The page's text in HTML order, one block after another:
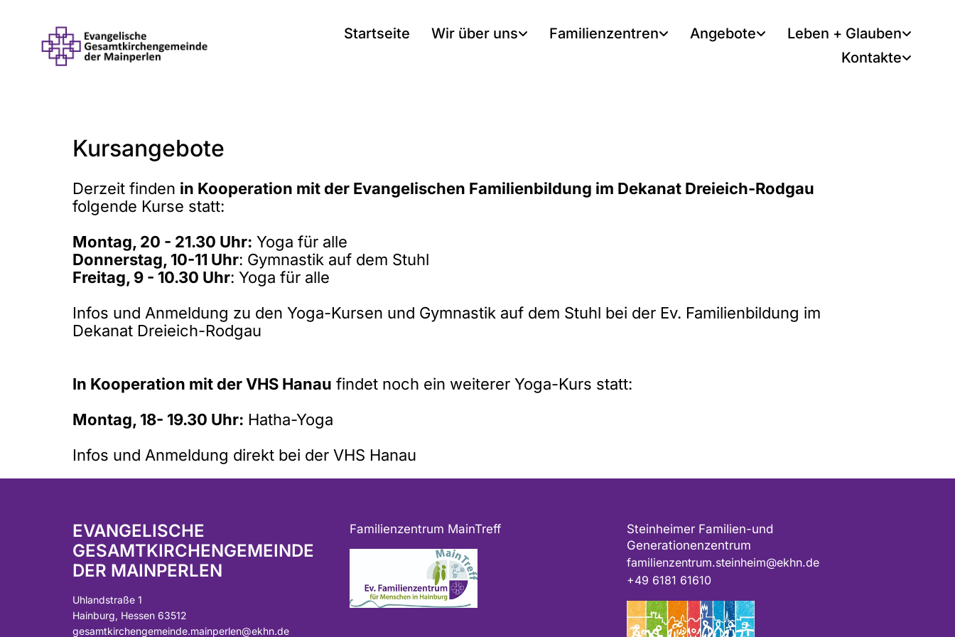
Startseite Wir über uns Familienzentren Angebote
Leben + Glauben
Kontakte
Kursangebote
Derzeit finden in Kooperation mit der Evangelischen Familienbildung im Dekanat Dreieich-Rodgau
folgende Kurse statt:
Montag, 20 - 21.30 Uhr: Yoga für alle
Donnerstag, 10-11 Uhr: Gymnastik auf dem Stuhl
Freitag, 9 - 10.30 Uhr: Yoga für alle
Infos und Anmeldung zu den Yoga-Kursen und Gymnastik auf dem Stuhl bei der Ev. Familienbildung im
Dekanat Dreieich-Rodgau
In Kooperation mit der VHS Hanau findet noch ein weiterer Yoga-Kurs statt:
Montag, 18- 19.30 Uhr: Hatha-Yoga
Infos und Anmeldung direkt bei der VHS Hanau
EVANGELISCHE
GESAMTKIRCHENGEMEINDE
DER MAINPERLEN
Uhlandstraße 1
Hainburg, Hessen 63512
gesamtkirchengemeinde.mainperlen@ekhn.de
Familienzentrum MainTreff
Steinheimer Familien-und
Generationenzentrum
familienzentrum.steinheim@ekhn.de
+49 6181 61610